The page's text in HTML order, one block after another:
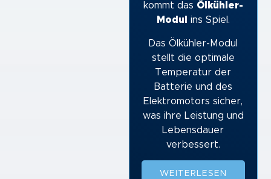
kommt das Ölkühler-
Modul
ins Spiel.
Das Ölkühler-Modul
stellt die optimale
Temperatur der
Batterie und des
Elektromotors sicher,
was ihre Leistung und
Lebensdauer
verbessert.
WEITERLESEN